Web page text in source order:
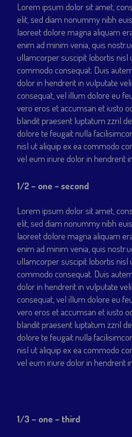
Lorem ipsum dolor sit amet,
elit, sed diam nonummy nibh
laoreet dolore magna aliquam
enim ad minim venia, quis
ullamcorper suscipit lobortis nisl
commodo consequat. Duis
dolor in hendrerit in vulputate
consequat, vel illum dolore eu
vero eros et accumsan et iusto
blandit praesent luptatum zzril
dolore te feugait nulla
nisl ut aliquip ex ea commodo
vel eum iriure dolor in hendrerit
1/2 – one – second
Lorem ipsum dolor sit amet,
elit, sed diam nonummy nibh
laoreet dolore magna aliquam
enim ad minim venia, quis
ullamcorper suscipit lobortis nisl
commodo consequat. Duis
dolor in hendrerit in vulputate
consequat, vel illum dolore eu
vero eros et accumsan et iusto
blandit praesent luptatum zzril
dolore te feugait nulla
nisl ut aliquip ex ea commodo
vel eum iriure dolor in hendrerit
1/3 – one – third